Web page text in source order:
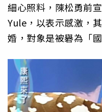
細心照料，陳松勇前
Yule，以表示感激，
婚，對象是被礜為「